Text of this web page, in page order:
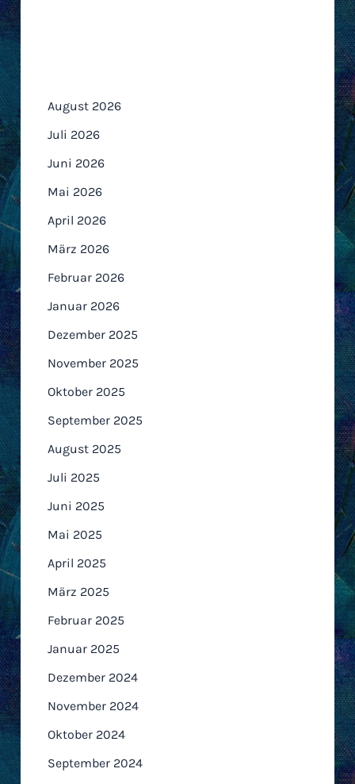
August 2026
Juli 2026
Juni 2026
Mai 2026
April 2026
März 2026
Februar 2026
Januar 2026
Dezember 2025
November 2025
Oktober 2025
September 2025
August 2025
Juli 2025
Juni 2025
Mai 2025
April 2025
März 2025
Februar 2025
Januar 2025
Dezember 2024
November 2024
Oktober 2024
September 2024